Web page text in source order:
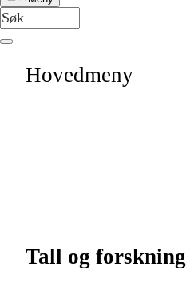
Hovedmeny
Tall og forskning